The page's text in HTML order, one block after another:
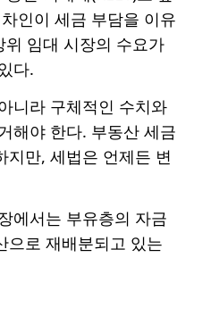
인이 세금 부담을 이유
임대 시장의 수요가
다.
니라 구체적인 수치와
해야 한다. 부동산 세금
지만, 세법은 언제든 변
에서는 부유층의 자금
으로 재배분되고 있는